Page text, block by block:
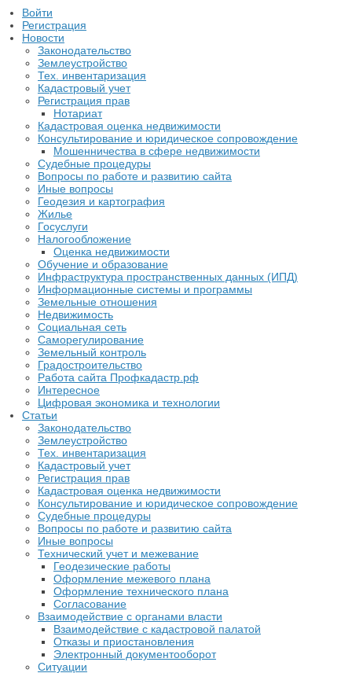
Войти
Регистрация
Новости
Законодательство
Землеустройство
Тех. инвентаризация
Кадастровый учет
Регистрация прав
Нотариат
Кадастровая оценка недвижимости
Консультирование и юридическое сопровождение
Мошенничества в сфере недвижимости
Судебные процедуры
Вопросы по работе и развитию сайта
Иные вопросы
Геодезия и картография
Жилье
Госуслуги
Налогообложение
Оценка недвижимости
Обучение и образование
Инфраструктура пространственных данных (ИПД)
Информационные системы и программы
Земельные отношения
Недвижимость
Социальная сеть
Саморегулирование
Земельный контроль
Градостроительство
Работа сайта Профкадастр.рф
Интересное
Цифровая экономика и технологии
Статьи
Законодательство
Землеустройство
Тех. инвентаризация
Кадастровый учет
Регистрация прав
Кадастровая оценка недвижимости
Консультирование и юридическое сопровождение
Судебные процедуры
Вопросы по работе и развитию сайта
Иные вопросы
Технический учет и межевание
Геодезические работы
Оформление межевого плана
Оформление технического плана
Согласование
Взаимодействие с органами власти
Взаимодействие с кадастровой палатой
Отказы и приостановления
Электронный документооборот
Ситуации